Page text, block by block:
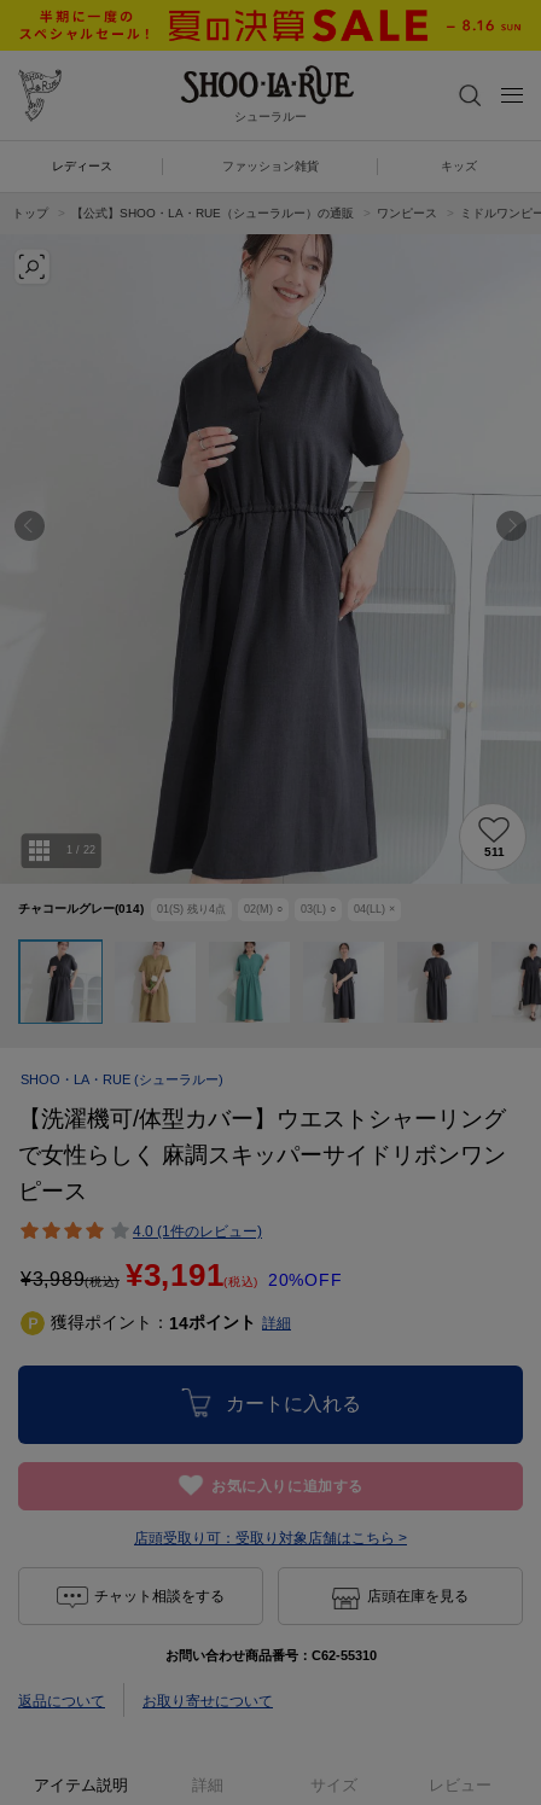
シューラルー
レディース ファッション雑貨 キッズ
トップ 【公式】SHOO・LA・RUE（シューラルー）の通販 ワンピース ミドルワンピ
チャコールグレー(014) 01(S) 残り 4点 02(M) ○ 03(L) ○ 04(LL) ×
1 / 22 511
SHOO・LA・RUE (シューラルー)
【洗濯機可/体型カバー】ウエストシャーリング
で女性らしく 麻調スキッパーサイドリボンワン
ピース
4.0 (1件のレビュー)
¥3,989(税込) ¥3,191(税込) 20%OFF
獲得ポイント： 14ポイント 詳細
カートに入れる
お気に入りに追加する
店頭受取り可： 受取り対象店舗はこちら >
チャット相談をする 店頭在庫を見る
お問い合わせ商品番号： C62-55310
返品について お取り寄せについて
アイテム説明 詳細 サイズ レビュー